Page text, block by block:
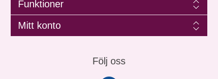
Funktioner
Mitt konto
Följ oss